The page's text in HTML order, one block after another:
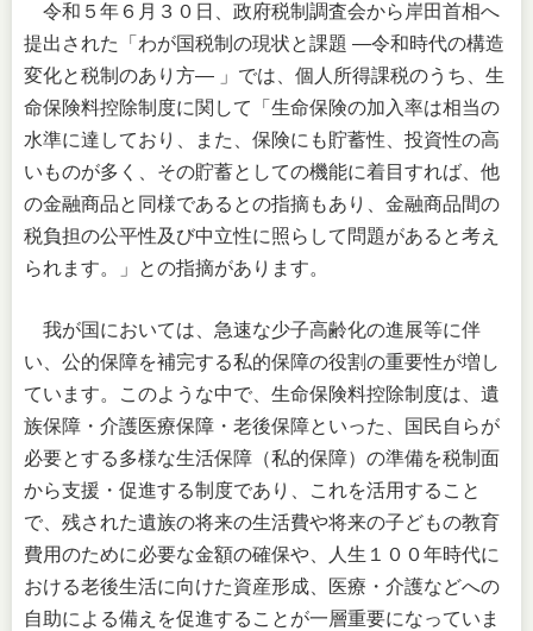
令和５年６月３０日、政府税制調査会から岸田首相へ
提出された「わが国税制の現状と課題 ―令和時代の構造
変化と税制のあり方― 」では、個人所得課税のうち、生
命保険料控除制度に関して「生命保険の加入率は相当の
水準に達しており、また、保険にも貯蓄性、投資性の高
いものが多く、その貯蓄としての機能に着目すれば、他
の金融商品と同様であるとの指摘もあり、金融商品間の
税負担の公平性及び中立性に照らして問題があると考え
られます。」との指摘があります。
我が国においては、急速な少子高齢化の進展等に伴
い、公的保障を補完する私的保障の役割の重要性が増し
ています。このような中で、生命保険料控除制度は、遺
族保障・介護医療保障・老後保障といった、国民自らが
必要とする多様な生活保障（私的保障）の準備を税制面
から支援・促進する制度であり、これを活用すること
で、残された遺族の将来の生活費や将来の子どもの教育
費用のために必要な金額の確保や、人生１００年時代に
おける老後生活に向けた資産形成、医療・介護などへの
自助による備えを促進することが一層重要になっていま